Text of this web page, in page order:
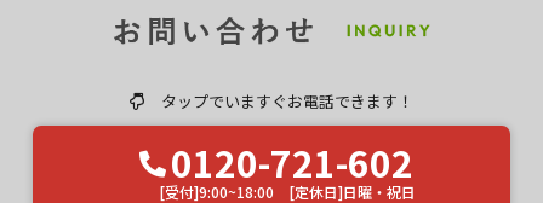
タップでいますぐお電話できます！
0120-721-602
[受付]9:00~18:00 [定休日]日曜・祝日